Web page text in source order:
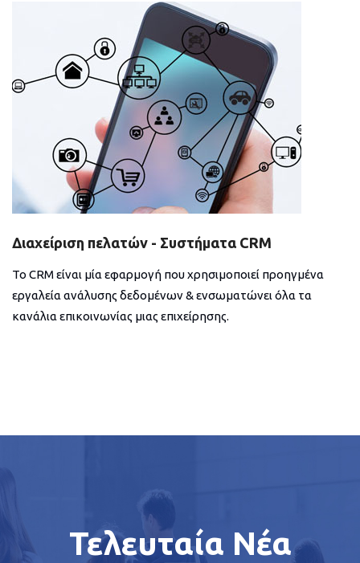
Διαχείριση πελατών - Συστήματα CRM
Το CRM είναι μία εφαρμογή που χρησιμοποιεί προηγμένα
εργαλεία ανάλυσης δεδομένων & ενσωματώνει όλα τα
κανάλια επικοινωνίας μιας επιχείρησης.
Τελευταία Νέα